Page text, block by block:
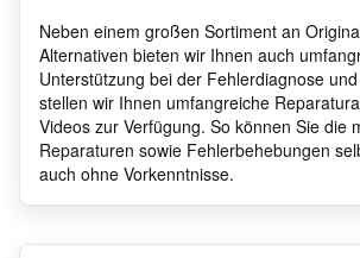
Neben einem großen Sortiment an
Alternativen bieten wir Ihnen auch
Unterstützung bei der Fehlerdiagnose
stellen wir Ihnen umfangreiche
Videos zur Verfügung. So können Sie die
Reparaturen sowie Fehlerbehebungen
auch ohne Vorkenntnisse.